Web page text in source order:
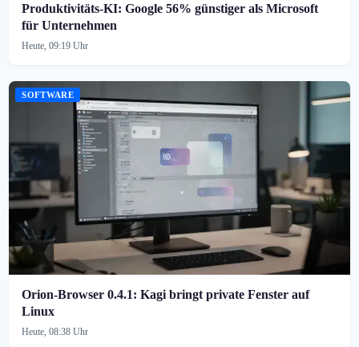
Produktivitäts-KI: Google 56% günstiger als Microsoft
für Unternehmen
Heute, 09:19 Uhr
SOFTWARE
Orion-Browser 0.4.1: Kagi bringt private Fenster auf
Linux
Heute, 08:38 Uhr